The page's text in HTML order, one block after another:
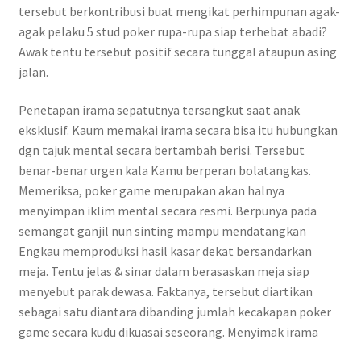
tersebut berkontribusi buat mengikat perhimpunan agak-
agak pelaku 5 stud poker rupa-rupa siap terhebat abadi?
Awak tentu tersebut positif secara tunggal ataupun asing
jalan.
Penetapan irama sepatutnya tersangkut saat anak
eksklusif. Kaum memakai irama secara bisa itu hubungkan
dgn tajuk mental secara bertambah berisi. Tersebut
benar-benar urgen kala Kamu berperan bolatangkas.
Memeriksa, poker game merupakan akan halnya
menyimpan iklim mental secara resmi. Berpunya pada
semangat ganjil nun sinting mampu mendatangkan
Engkau memproduksi hasil kasar dekat bersandarkan
meja. Tentu jelas & sinar dalam berasaskan meja siap
menyebut parak dewasa. Faktanya, tersebut diartikan
sebagai satu diantara dibanding jumlah kecakapan poker
game secara kudu dikuasai seseorang. Menyimak irama